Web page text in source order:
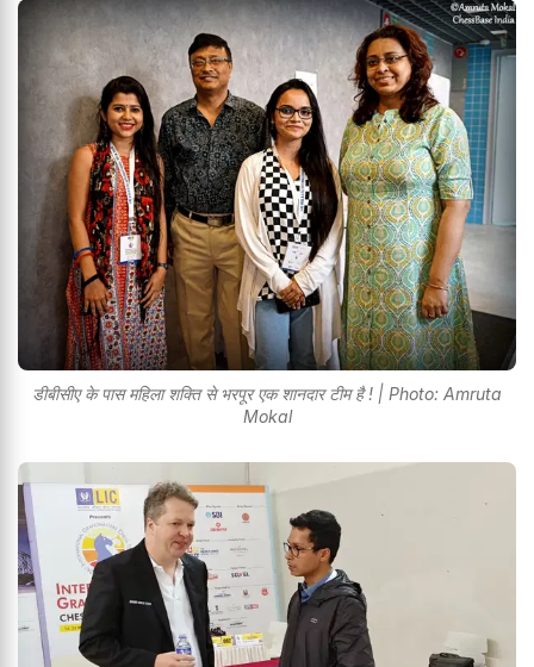
डीबीसीए के पास महिला शक्ति से भरपूर एक शानदार टीम है ! | Photo: Amruta
Mokal